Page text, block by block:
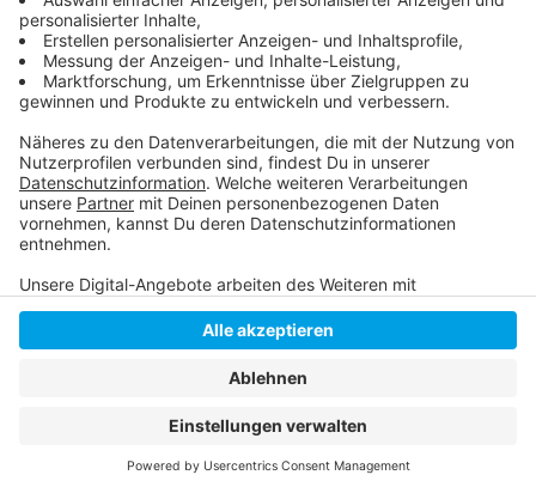
Weitere Hintergründe zu den Stadtstränden
Anzeige
Anzeige